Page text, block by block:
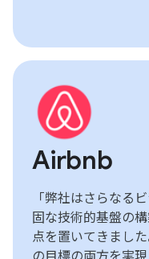
Airbnb
「弊社はさらなる
固な技術的基盤の
点を置いてきまし